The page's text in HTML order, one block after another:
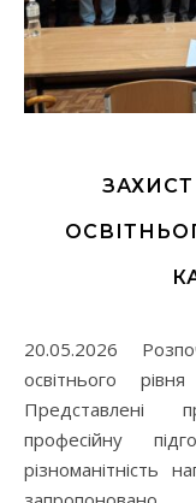
20.05.2026 Розпочався захист дипломних робіт
освітнього
Представлені
професійну
різноманітність